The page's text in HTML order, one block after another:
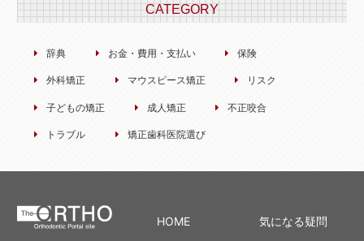
CATEGORY
辞典 お金・費用・支払い 保険
外科矯正 マウスピース矯正 リスク
子どもの矯正 成人矯正 不正咬合
トラブル 矯正歯科医院選び
HOME 気になる疑問